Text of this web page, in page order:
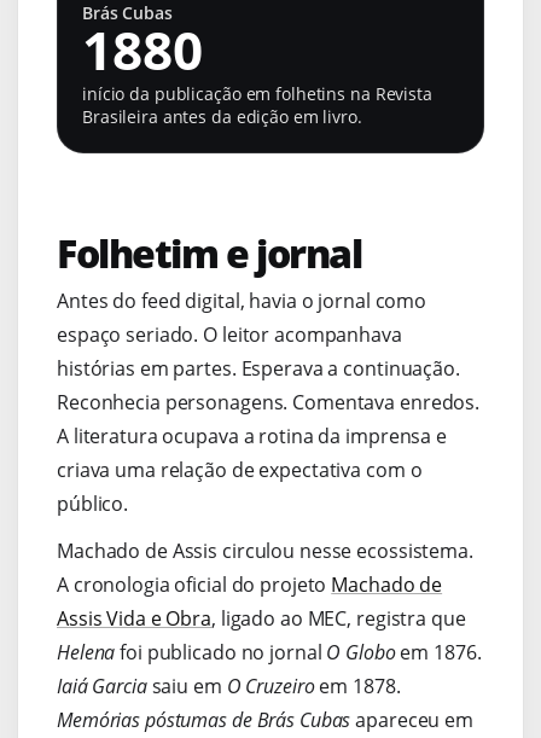
Brás Cubas
1880
início da publicação em folhetins na Revista
Brasileira antes da edição em livro.
Folhetim e jornal
Antes do feed digital, havia o jornal como
espaço seriado. O leitor acompanhava
histórias em partes. Esperava a continuação.
Reconhecia personagens. Comentava enredos.
A literatura ocupava a rotina da imprensa e
criava uma relação de expectativa com o
público.
Machado de Assis circulou nesse ecossistema.
A cronologia oficial do projeto Machado de
Assis Vida e Obra, ligado ao MEC, registra que
Helenafoi publicado no jornal O Globoem 1876.
Iaiá Garciasaiu em O Cruzeiroem 1878.
Memórias póstumas de Brás Cubasapareceu em